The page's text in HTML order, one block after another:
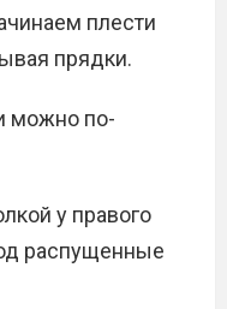
плести
прядки.
можно по-
у правого
распущенные